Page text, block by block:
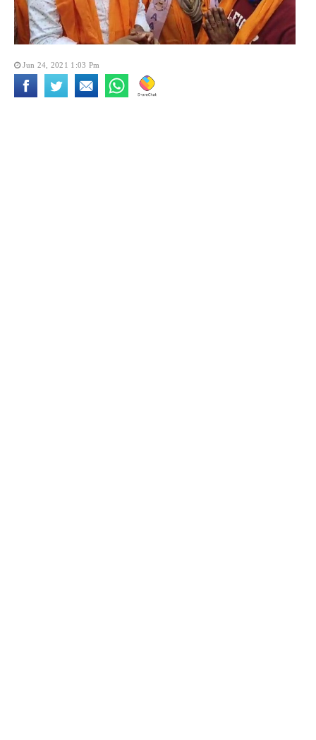
Jun 24, 2021 1:03 Pm